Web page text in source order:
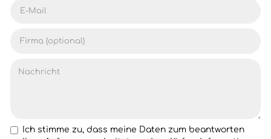
Ich stimme zu, dass meine Daten zum beantworten